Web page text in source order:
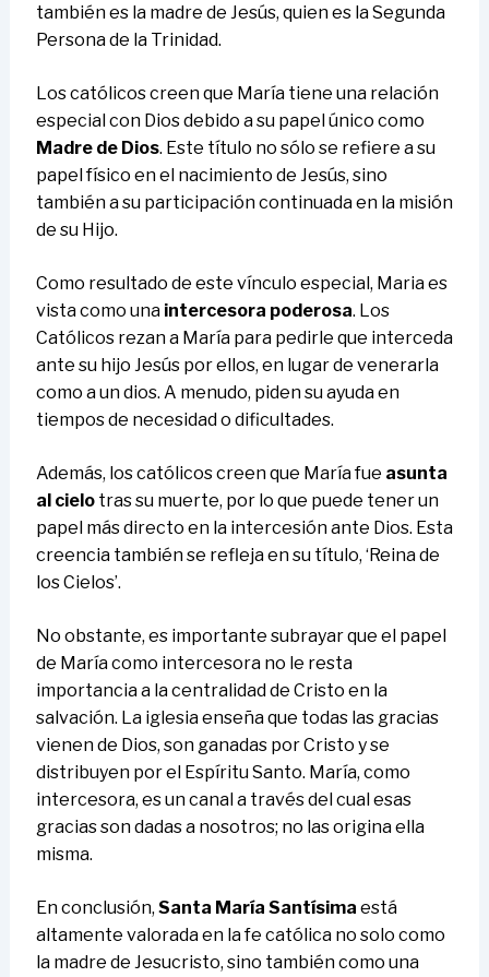
también es la madre de Jesús, quien es la Segunda
Persona de la Trinidad.
Los católicos creen que María tiene una relación
especial con Dios debido a su papel único como
Madre de Dios. Este título no sólo se refiere a su
papel físico en el nacimiento de Jesús, sino
también a su participación continuada en la misión
de su Hijo.
Como resultado de este vínculo especial, Maria es
vista como una intercesora poderosa. Los
Católicos rezan a María para pedirle que interceda
ante su hijo Jesús por ellos, en lugar de venerarla
como a un dios. A menudo, piden su ayuda en
tiempos de necesidad o dificultades.
Además, los católicos creen que María fue asunta
al cielotras su muerte, por lo que puede tener un
papel más directo en la intercesión ante Dios. Esta
creencia también se refleja en su título, ‘Reina de
los Cielos’.
No obstante, es importante subrayar que el papel
de María como intercesora no le resta
importancia a la centralidad de Cristo en la
salvación. La iglesia enseña que todas las gracias
vienen de Dios, son ganadas por Cristo y se
distribuyen por el Espíritu Santo. María, como
intercesora, es un canal a través del cual esas
gracias son dadas a nosotros; no las origina ella
misma.
En conclusión, Santa María Santísima está
altamente valorada en la fe católica no solo como
la madre de Jesucristo, sino también como una